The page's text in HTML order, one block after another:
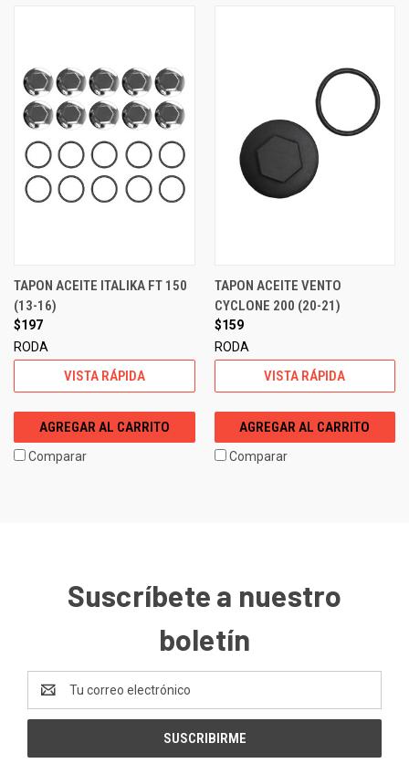
TAPON ACEITE ITALIKA FT 150
(13-16)
$197
RODA
VISTA RÁPIDA
AGREGAR AL CARRITO
Comparar
TAPON ACEITE VENTO
CYCLONE 200 (20-21)
$159
RODA
VISTA RÁPIDA
AGREGAR AL CARRITO
Comparar
Suscríbete a nuestro
boletín
de
correo